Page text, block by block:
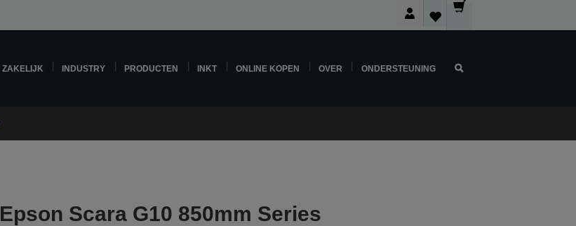
ZAKELIJK INDUSTRY PRODUCTEN INKT ONLINE KOPEN OVER ONDERSTEUNING
Epson Scara G10 850mm Series